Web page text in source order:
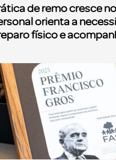
de remo cresce
orienta a
físico e